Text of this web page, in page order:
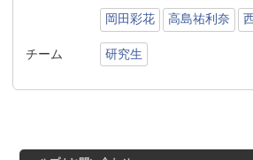
岡田彩花 高島祐利奈
チーム 研究生